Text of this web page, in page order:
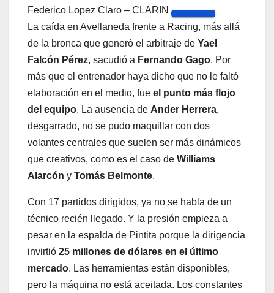
Federico Lopez Claro – CLARIN
La caída en Avellaneda frente a Racing, más allá
de la bronca que generó el arbitraje de Yael
Falcón Pérez, sacudió a Fernando Gago. Por
más que el entrenador haya dicho que no le faltó
elaboración en el medio, fue el punto más flojo
del equipo. La ausencia de Ander Herrera,
desgarrado, no se pudo maquillar con dos
volantes centrales que suelen ser más dinámicos
que creativos, como es el caso de Williams
Alarcón y Tomás Belmonte.
Con 17 partidos dirigidos, ya no se habla de un
técnico recién llegado. Y la presión empieza a
pesar en la espalda de Pintita porque la dirigencia
invirtió 25 millones de dólares en el último
mercado. Las herramientas están disponibles,
pero la máquina no está aceitada. Los constantes